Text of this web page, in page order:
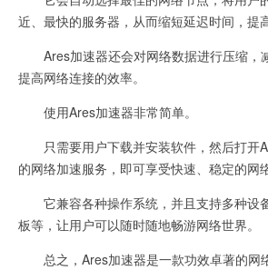
近、最快的服务器，从而缩短延迟时间，提
Ares加速器还会对网络数据进行压缩，
提高网络连接的效率。
使用Ares加速器非常简单。
只需要用户下载并安装软件，然后打开
的网络加速服务，即可享受快速、稳定的网
它兼容各种操作系统，并且支持多种设
板等，让用户可以随时随地畅游网络世界。
总之，Ares加速器是一款功效卓著的网